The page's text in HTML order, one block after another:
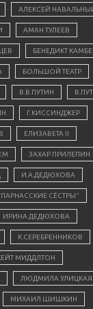
АЛЕКСЕЙ
АМАН ТУЛЕЕВ
БЕНЕДИКТ
БОЛЬШОЙ ТЕАТР
В.В.ПУТИН
Г.КИССИНДЖЕР
ЕЛИЗАВЕТА II
ЗАХАР ПРИЛЕПИН
И.А.ДЕДЮХОВА
СЁСТРЫ"
ИРИНА ДЕДЮХОВА
К.СЕРЕБРЕННИКОВ
МИДДЛТОН
ЛЮДМИЛА УЛИЦКАЯ
МИХАИЛ ШИШКИН